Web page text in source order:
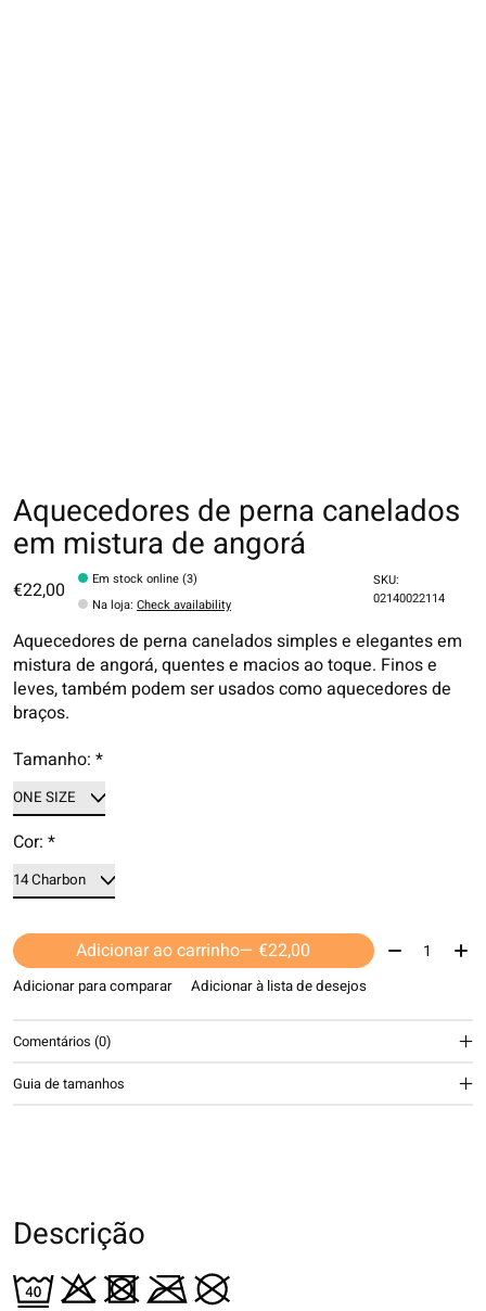
Aquecedores de perna canelados
em mistura de angorá
€22,00
Em stock online (3)
Na loja:Check availability
SKU:
02140022114
Aquecedores de perna canelados simples e elegantes em
mistura de angorá, quentes e macios ao toque. Finos e
leves, também podem ser usados como aquecedores de
braços.
Tamanho: *
Cor: *
Adicionar ao carrinho — €22,00 Quantidade:
Adicionar para comparar Adicionar à lista de desejos
Comentários (0)
Guia de tamanhos
Descrição